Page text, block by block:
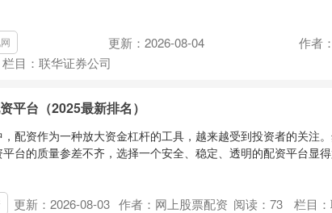
更新：2026-08-04
作者
栏目： 联华证券公司
平台（2025最新排名）
配资作为一种放大资金杠杆的工具，越来越受到投资者的关注
台的质量参差不齐，选择一个安全、稳定、透明的配资平台显
更新：2026-08-03 作者：网上股票配资 阅读： 73 栏目：